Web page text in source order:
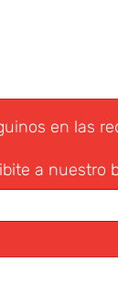
en las
a nuestro